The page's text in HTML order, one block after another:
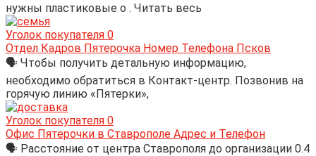
нужны пластиковые о . Читать весь
Уголок покупателя 0
Отдел Кадров Пятерочка Номер Телефона Псков
🗣 Чтобы получить детальную информацию,
необходимо обратиться в Контакт-центр. Позвонив на
горячую линию «Пятерки»,
Уголок покупателя 0
Офис Пятерочки в Ставрополе Адрес и Телефон
🗣 Расстояние от центра Ставрополя до организации 0.4